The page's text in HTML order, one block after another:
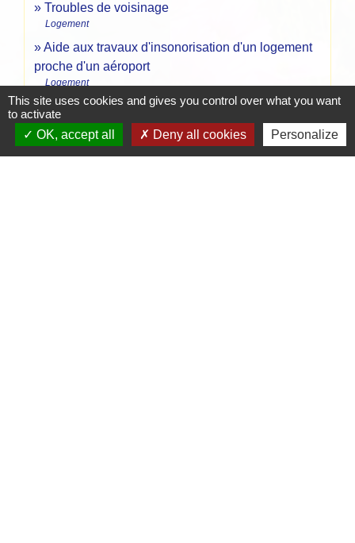
Troubles de voisinage
Logement
Aide aux travaux d'insonorisation d'un logement
proche d'un aéroport
Logement
Pour en savoir plus
This site uses cookies and gives you control over what you want
to activate
OK, accept all
Deny all cookies Personalize